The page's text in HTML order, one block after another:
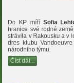
Do KP míří Sofia
hranice své rodné
strávila v Rakousku a v
dres klubu
národního týmu.
Číst dál...